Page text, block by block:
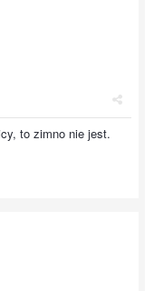
to zimno nie jest.